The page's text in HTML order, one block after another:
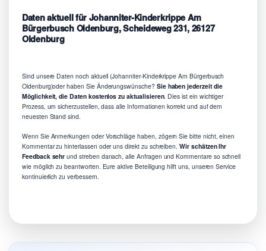
Daten aktuell für Johanniter-Kinderkrippe Am
Bürgerbusch Oldenburg, Scheideweg 231, 26127
Oldenburg
Sind unsere Daten noch aktuell (Johanniter-Kinderkrippe Am Bürgerbusch
Oldenburg)oder haben Sie Änderungswünsche? Sie haben jederzeit die
Möglichkeit, die Daten kostenlos zu aktualisieren. Dies ist ein wichtiger
Prozess, um sicherzustellen, dass alle Informationen korrekt und auf dem
neuesten Stand sind.
Wenn Sie Anmerkungen oder Vorschläge haben, zögern Sie bitte nicht, einen
Kommentar zu hinterlassen oder uns direkt zu schreiben.Wir schätzen Ihr
Feedback sehr und streben danach, alle Anfragen und Kommentare so schnell
wie möglich zu beantworten. Eure aktive Beteiligung hilft uns, unseren Service
kontinuierlich zu verbessern.